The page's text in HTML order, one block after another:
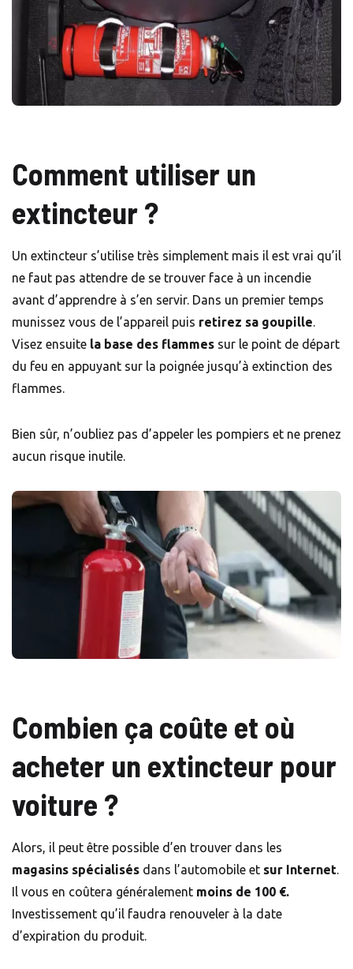
Comment utiliser un
extincteur ?
Un extincteur s’utilise très simplement mais il est vrai qu’il
ne faut pas attendre de se trouver face à un incendie
avant d’apprendre à s’en servir. Dans un premier temps
munissez vous de l’appareil puis retirez sa goupille.
Visez ensuite la base des flammes sur le point de départ
du feu en appuyant sur la poignée jusqu’à extinction des
flammes.
Bien sûr, n’oubliez pas d’appeler les pompiers et ne prenez
aucun risque inutile.
Combien ça coûte et où
acheter un extincteur pour
voiture ?
Alors, il peut être possible d’en trouver dans les
magasins spécialisés dans l’automobile et sur Internet.
Il vous en coûtera généralement moins de 100 €.
Investissement qu’il faudra renouveler à la date
d’expiration du produit.